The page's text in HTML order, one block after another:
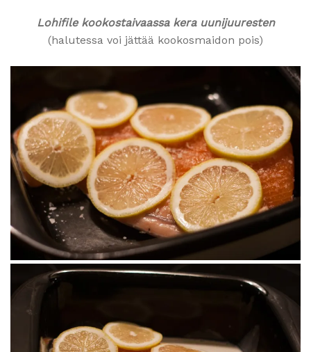
Lohifile kookostaivaassa kera uunijuuresten
(halutessa voi jättää kookosmaidon pois)